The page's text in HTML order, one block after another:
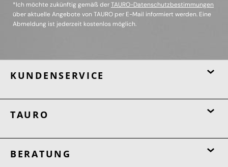
*Ich möchte zukünftig gemäß derTAURO-Datenschutzbestimmungen
über aktuelle Angebote von TAURO per E-Mail informiert werden. Eine
Abmeldung ist jederzeit kostenlos möglich.
KUNDENSERVICE
TAURO
BERATUNG